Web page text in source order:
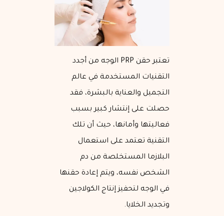
تعتبر حقن PRP الوجه من أجدد
التقنيات المستخدمة في عالم
التجميل والعناية بالبشرة، فقد
حصلت على إنتشار كبير بسبب
فعاليتها وأمانها، حيث أن تلك
التقنية تعتمد على استعمال
البلازما المستخلصة من دم
الشخص نفسه، ويتم إعادة حقنها
في الوجه لتحفيز إنتاج الكولاجين
وتجديد الخلايا.